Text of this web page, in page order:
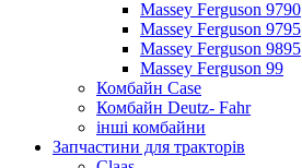
Massey Ferguson 9790
Massey Ferguson 9795
Massey Ferguson 9895
Massey Ferguson 99
Комбайн Case
Комбайн Deutz- Fahr
інші комбайни
Запчастини для тракторів